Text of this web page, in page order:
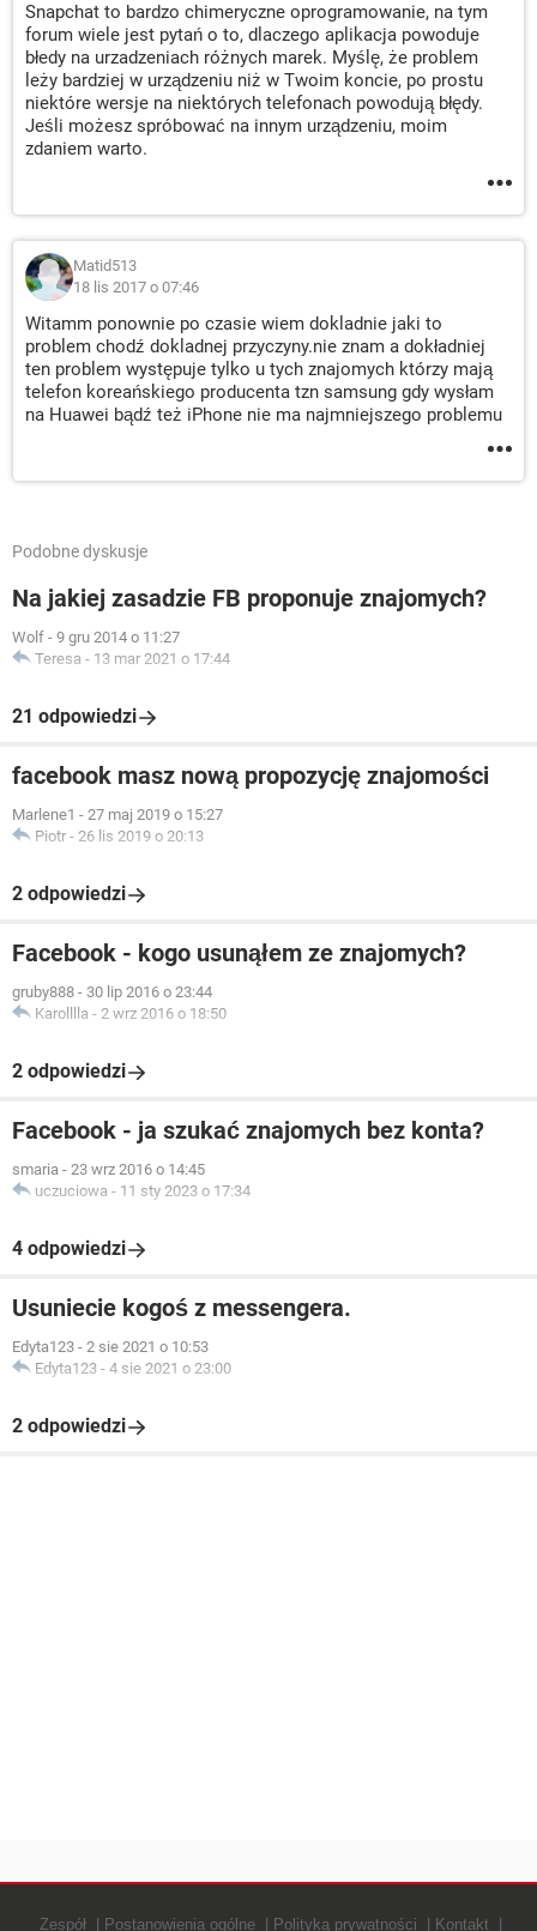
Snapchat to bardzo chimeryczne oprogramowanie, na tym
forum wiele jest pytań o to, dlaczego aplikacja powoduje
błedy na urzadzeniach różnych marek. Myślę, że problem
leży bardziej w urządzeniu niż w Twoim koncie, po prostu
niektóre wersje na niektórych telefonach powodują błędy.
Jeśli możesz spróbować na innym urządzeniu, moim
zdaniem warto.
Matid513
18 lis 2017 o 07:46
Witamm ponownie po czasie wiem dokladnie jaki to
problem chodź dokladnej przyczyny.nie znam a dokładniej
ten problem występuje tylko u tych znajomych którzy mają
telefon koreańskiego producenta tzn samsung gdy wysłam
na Huawei bądź też iPhone nie ma najmniejszego problemu
Podobne dyskusje
Na jakiej zasadzie FB proponuje znajomych?
Wolf - 9 gru 2014 o 11:27
Teresa - 13 mar 2021 o 17:44
21 odpowiedzi
facebook masz nową propozycję znajomości
Marlene1 - 27 maj 2019 o 15:27
Piotr - 26 lis 2019 o 20:13
2 odpowiedzi
Facebook - kogo usunąłem ze znajomych?
gruby888 - 30 lip 2016 o 23:44
Karolllla - 2 wrz 2016 o 18:50
2 odpowiedzi
Facebook - ja szukać znajomych bez konta?
smaria - 23 wrz 2016 o 14:45
uczuciowa - 11 sty 2023 o 17:34
4 odpowiedzi
Usuniecie kogoś z messengera.
Edyta123 - 2 sie 2021 o 10:53
Edyta123 - 4 sie 2021 o 23:00
2 odpowiedzi
Zespół Postanowienia ogólne Polityką prywatności Kontakt